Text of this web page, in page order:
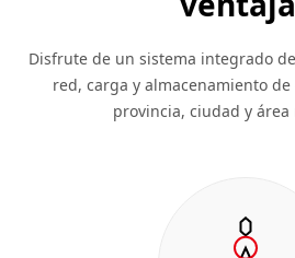
Disfrute de un sistema integrado
red, carga y almacenamiento
provincia, ciudad y área